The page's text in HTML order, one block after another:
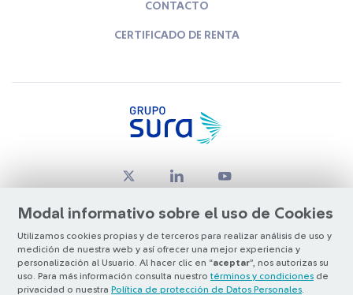
Modal informativo sobre el uso de Cookies
Utilizamos cookies propias y de terceros para realizar análisis de uso y
medición de nuestra web y así ofrecer una mejor experiencia y
personalización al Usuario. Al hacer clic en “aceptar”, nos autorizas su
uso. Para más información consulta nuestro términos y condiciones de
privacidad o nuestra Política de protección de Datos Personales
CONTACTO
CERTIFICADO DE RENTA
© Copyright Grupo SURA 2026